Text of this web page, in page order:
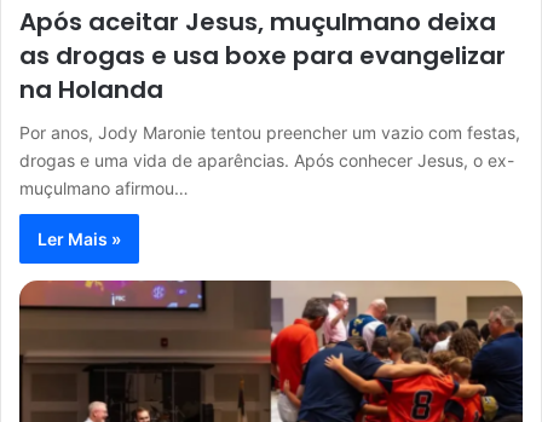
Após aceitar Jesus, muçulmano deixa
as drogas e usa boxe para evangelizar
na Holanda
Por anos, Jody Maronie tentou preencher um vazio com festas,
drogas e uma vida de aparências. Após conhecer Jesus, o ex-
muçulmano afirmou…
Ler Mais »